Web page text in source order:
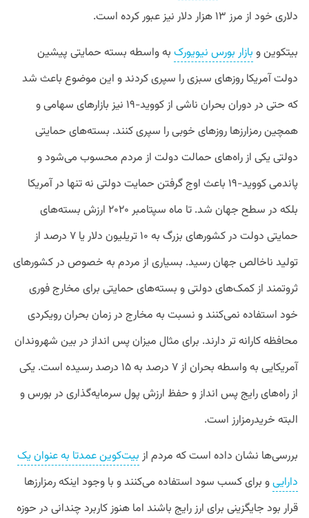
دلاری خود از مرز ۱۳ هزار دلار نیز عبور کرده است.
بیتکوین و بازار بورس نیویورک به واسطه بسته حمایتی پیشین
دولت آمریکا روزهای سبزی را سپری کردند و این موضوع باعث شد
که حتی در دوران بحران ناشی از کووید-۱۹ نیز بازارهای سهامی و
همچین رمزارزها روزهای خوبی را سپری کنند. بسته‌های حمایتی
دولتی یکی از راه‌های حمالت دولت از مردم محسوب می‌شود و
پاندمی کووید-۱۹ باعث اوج گرفتن حمایت دولتی نه تنها در آمریکا
بلکه در سطح جهان شد. تا ماه سپتامبر ۲۰۲۰ ارزش بسته‌های
حمایتی دولت در کشور‌های بزرگ به ۱۰ تریلیون دلار یا ۷ درصد از
تولید ناخالص جهان رسید. بسیاری از مردم به خصوص در کشور‌های
ثروتمند از کمک‌های دولتی و بسته‌های حمایتی برای مخارج فوری
خود استفاده نمی‌کنند و نسبت به مخارج در زمان بحران رویکردی
محافظه کارانه تر دارند. برای مثال میزان پس انداز در بین شهروندان
آمریکایی به واسطه بحران از ۷ درصد به ۱۵ درصد رسیده است. یکی
از راه‌های رایج پس انداز و حفظ ارزش پول سرمایه‌گذاری در بورس و
البته خریدرمزارز‌ است.
بررسی‌ها نشان داده است که مردم از بیت‌کوین عمدتا به عنوان یک
داراییو برای کسب سود استفاده می‌کنند و با وجود اینکه رمزارزها
قرار بود جایگزینی برای ارز رایج باشند اما هنوز کاربرد چندانی در حوزه